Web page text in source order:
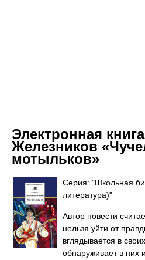
Электронная
Железников
мотыльков»
Серия: "Школьная
литература)"
Автор повести
нельзя уйти от
вглядывается в
обнаруживает в них